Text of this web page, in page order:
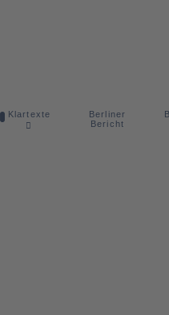
Klartexte
Berliner
Bericht